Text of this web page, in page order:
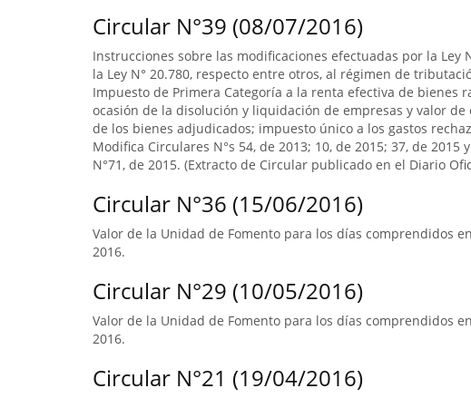
Circular N°39 (08/07/2016)
Instrucciones sobre las modificaciones efectuadas por la Ley
la Ley N° 20.780, respecto entre otros, al régimen de
Impuesto de Primera Categoría a la renta efectiva de bienes
ocasión de la disolución y liquidación de empresas y valor
de los bienes adjudicados; impuesto único a los gastos
Modifica Circulares N°s 54, de 2013; 10, de 2015; 37, de
N°71, de 2015. (Extracto de Circular publicado en el Diario
Circular N°36 (15/06/2016)
Valor de la Unidad de Fomento para los días comprendidos
2016.
Circular N°29 (10/05/2016)
Valor de la Unidad de Fomento para los días comprendidos
2016.
Circular N°21 (19/04/2016)